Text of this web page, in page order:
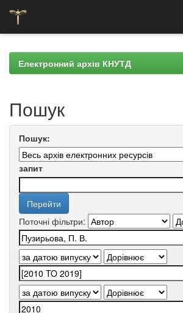
navigationЕлектронний архів КНУТД
Пошук
Пошук:
запит
Поточні фільтри: